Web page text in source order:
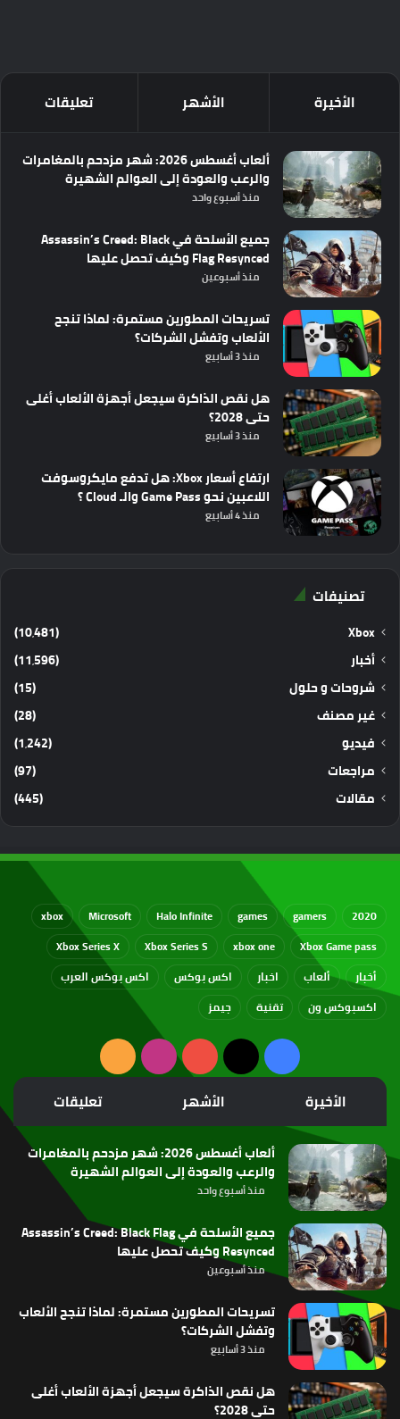
الأخيرة الأشهر تعليقات
ألعاب أغسطس 2026: شهر مزدحم بالمغامرات
والرعب والعودة إلى العوالم الشهيرة
منذ أسبوع واحد
جميع الأسلحة في Assassin’s Creed: Black
Flag Resynced وكيف تحصل عليها
منذ أسبوعين
تسريحات المطورين مستمرة: لماذا تنجح
الألعاب وتفشل الشركات؟
منذ 3 أسابيع
هل نقص الذاكرة سيجعل أجهزة الألعاب أغلى
حتى 2028؟
منذ 3 أسابيع
ارتفاع أسعار Xbox: هل تدفع مايكروسوفت
اللاعبين نحو Game Pass والـ Cloud ؟
منذ 4 أسابيع
تصنيفات
Xbox
(10٬481)
أخبار
(11٬596)
شروحات و حلول
(15)
غير مصنف
(28)
فيديو
(1٬242)
مراجعات
(97)
مقالات
(445)
2020
gamers
games
Halo Infinite
Microsoft
xbox
Xbox Game pass
xbox one
Xbox Series S
Xbox Series X
أخبار
ألعاب اخبار اكس بوكس
اكس بوكس العرب
اكسبوكس ون
تقنية جيمز
فيسبوك
‫X
‫YouTubeانستقرامملخص
الموقع
RSS
الأخيرة الأشهر تعليقات
ألعاب أغسطس 2026: شهر مزدحم بالمغامرات
والرعب والعودة إلى العوالم الشهيرة
منذ أسبوع واحد
جميع الأسلحة في Assassin’s Creed: Black Flag
Resynced وكيف تحصل عليها
منذ أسبوعين
تسريحات المطورين مستمرة: لماذا تنجح الألعاب
وتفشل الشركات؟
منذ 3 أسابيع
هل نقص الذاكرة سيجعل أجهزة الألعاب أغلى
حتى 2028؟